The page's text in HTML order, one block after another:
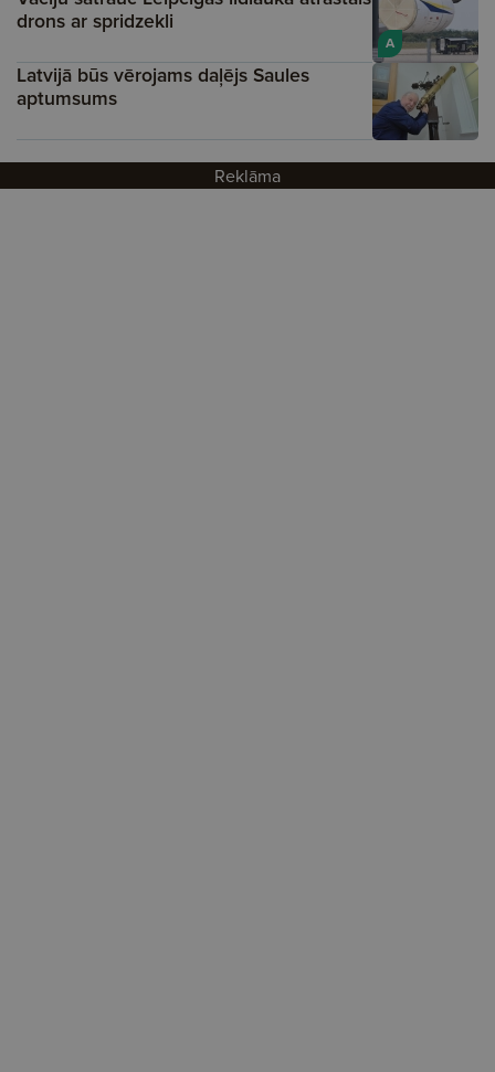
A
drons ar spridzekli
Latvijā būs vērojams daļējs Saules
aptumsums
Reklāma